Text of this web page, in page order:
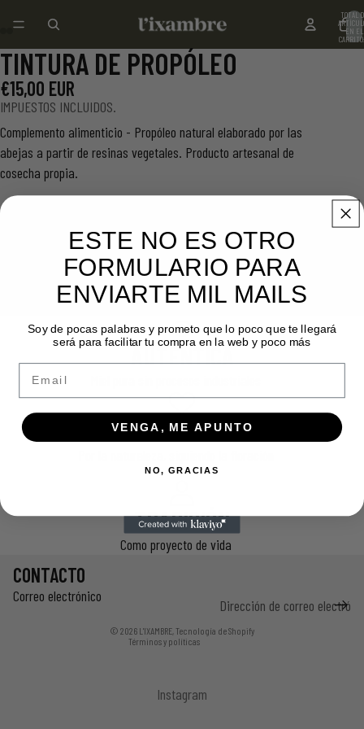
TOTAL
EN EL
ABRIR
IMAGEN
A
COMPLETA
ABRIR
IMAGEN
A
COMPLETA
ABRIR
IMAGEN
A
COMPLETA
ABRIR
IMAGEN
A
COMPLETA
TINTURA DE PROPÓLEO
€15,00 EUR
IMPUESTOS INCLUIDOS.
Complemento alimenticio - Propóleo natural elaborado por las
abejas a partir de resinas vegetales. Producto artesanal de
cosecha propia.
Incluye unaguía de uso, origen y advertencias de seguridad
Contiene alcohol
AUMENTAR
CANTIDAD
AGREGAR AL CARRITO
AUTÉNTICA
RESPETO
TRADICIÓN
Como proyecto de vida
CONTACTO
Correo electrónico
© 2026 L'IXAMBRE,Tecnología de Shopify
Términos y políticas
Instagram
ESTE NO ES OTRO
FORMULARIO PARA
ENVIARTE MIL MAILS
Soy de pocas palabras y prometo que lo poco que te llegará
será para facilitar tu compra en la web y poco más
VENGA, ME APUNTO
NO, GRACIAS